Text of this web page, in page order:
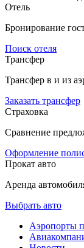
Отель
Бронирование
Поиск отеля
Трансфер
Трансфер в и из
Заказать трансфер
Страховка
Сравнение
Оформление
Прокат авто
Аренда
Выбрать авто
Аэропорты